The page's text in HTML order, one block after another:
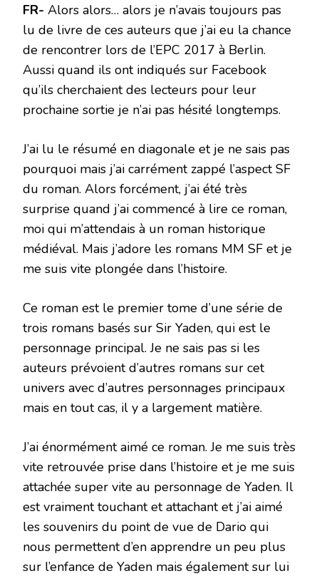
FR- Alors alors… alors je n’avais toujours pas
lu de livre de ces auteurs que j’ai eu la chance
de rencontrer lors de l’EPC 2017 à Berlin.
Aussi quand ils ont indiqués sur Facebook
qu’ils cherchaient des lecteurs pour leur
prochaine sortie je n’ai pas hésité longtemps.
J’ai lu le résumé en diagonale et je ne sais pas
pourquoi mais j’ai carrément zappé l’aspect SF
du roman. Alors forcément, j’ai été très
surprise quand j’ai commencé à lire ce roman,
moi qui m’attendais à un roman historique
médiéval. Mais j’adore les romans MM SF et je
me suis vite plongée dans l’histoire.
Ce roman est le premier tome d’une série de
trois romans basés sur Sir Yaden, qui est le
personnage principal. Je ne sais pas si les
auteurs prévoient d’autres romans sur cet
univers avec d’autres personnages principaux
mais en tout cas, il y a largement matière.
J’ai énormément aimé ce roman. Je me suis très
vite retrouvée prise dans l’histoire et je me suis
attachée super vite au personnage de Yaden. Il
est vraiment touchant et attachant et j’ai aimé
les souvenirs du point de vue de Dario qui
nous permettent d’en apprendre un peu plus
sur l’enfance de Yaden mais également sur lui